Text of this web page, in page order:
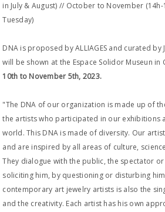
in July & August) // October to November
Tuesday)
DNA is proposed by ALLIAGES and curated by
will be shown at the Espace Solidor Museun in
10th to November 5th, 2023.
"The DNA of our organization is made up of
the artists who participated in our exhibitions
world. This DNA is made of diversity. Our
and are inspired by all areas of culture,
They dialogue with the public, the spectator
soliciting him, by questioning or disturbing
contemporary art jewelry artists is also the
and the creativity. Each artist has his own